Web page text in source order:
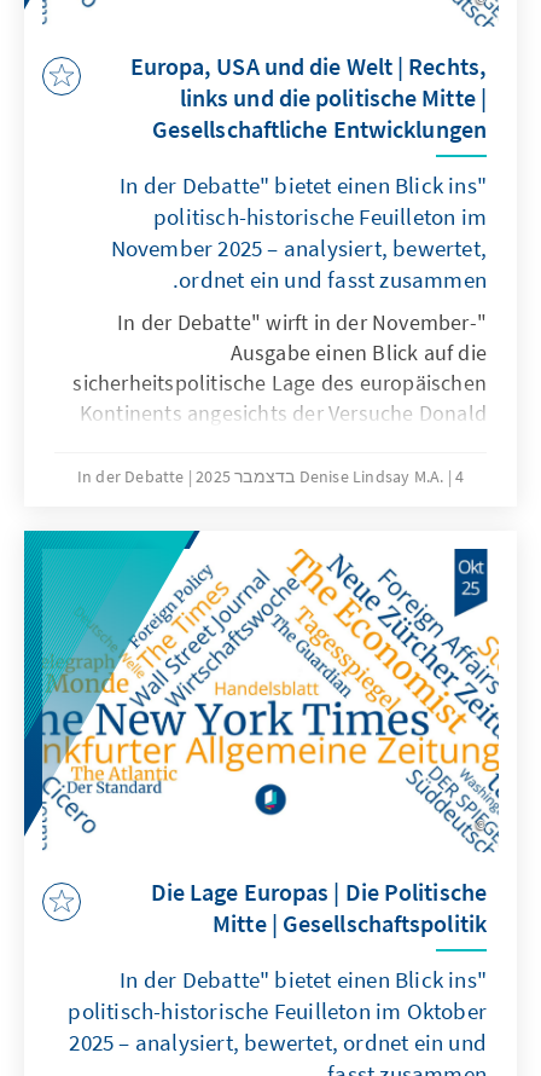
Europa, USA und die Welt | Rechts,
links und die politische Mitte |
Gesellschaftliche Entwicklungen
"In der Debatte" bietet einen Blick ins
politisch-historische Feuilleton im
November 2025 – analysiert, bewertet,
ordnet ein und fasst zusammen.
"In der Debatte" wirft in der November-
Ausgabe einen Blick auf die
sicherheitspolitische Lage des europäischen
Kontinents angesichts der Versuche Donald
etablieren. Die politische Mitte zwischen
erwachsenden Gefahren für die Demokratie
sowie der ansteigende Populismus sind
weitere Themen.
Denise Lindsay M.A. 4 בדצמבר 2025 In der Debatte
Die Lage Europas | Die Politische
Mitte | Gesellschaftspolitik
"In der Debatte" bietet einen Blick ins
politisch-historische Feuilleton im Oktober
2025 – analysiert, bewertet, ordnet ein und